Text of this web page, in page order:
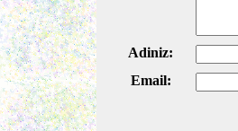
Adiniz:
Email: